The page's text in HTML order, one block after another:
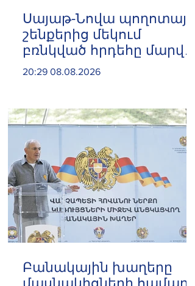
Սայաթ-Նովա պողոտայի
շենքերից մեկում
բռնկված հրդեհը մարվել
է
20:29 08.08.2026
Բանակային խաղերը